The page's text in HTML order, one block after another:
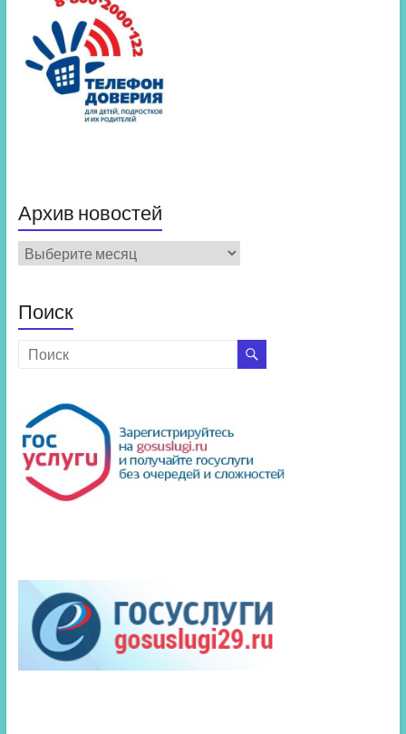
Архив новостей
Архив
новостей
Поиск